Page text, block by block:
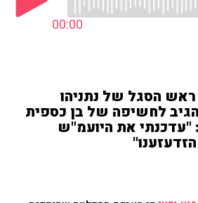
00:00
הסגל של נתניהו
לחשיפה של בן כספית
"עדכנתי את היועמ"ש